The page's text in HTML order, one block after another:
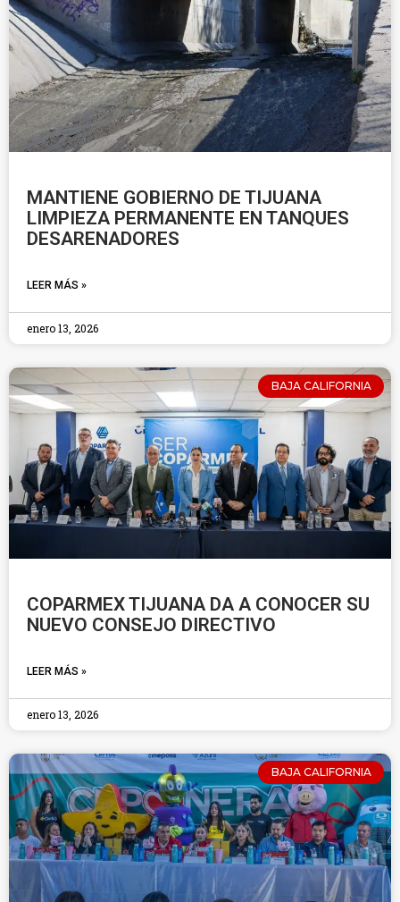
MANTIENE GOBIERNO DE TIJUANA
LIMPIEZA PERMANENTE EN TANQUES
DESARENADORES
LEER MÁS »
enero 13, 2026
BAJA CALIFORNIA
COPARMEX TIJUANA DA A CONOCER SU
NUEVO CONSEJO DIRECTIVO
LEER MÁS »
enero 13, 2026
BAJA CALIFORNIA